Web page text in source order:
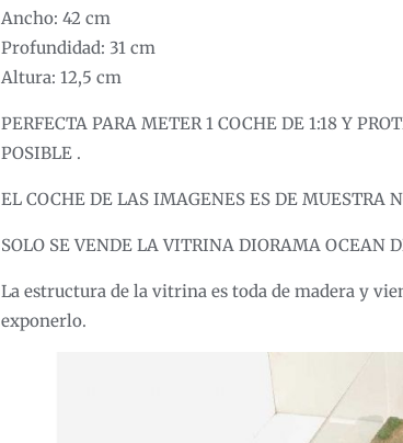
Ancho: 42 cm
Profundidad: 31 cm
Altura: 12,5 cm
PERFECTA PARA METER 1 COCHE DE 1:18 Y
POSIBLE .
EL COCHE DE LAS IMAGENES ES DE MUESTRA
SOLO SE VENDE LA VITRINA DIORAMA OCEAN
La estructura de la vitrina es toda de madera y
exponerlo.